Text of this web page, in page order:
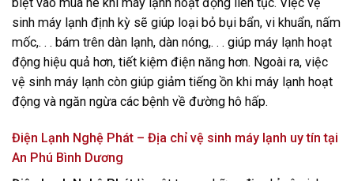
sinh máy lạnh định kỳ sẽ giúp loại bỏ bụi bẩn, vi khuẩn, nấm
mốc,. . . bám trên dàn lạnh, dàn nóng,. . . giúp máy lạnh hoạt
động hiệu quả hơn, tiết kiệm điện năng hơn. Ngoài ra, việc
vệ sinh máy lạnh còn giúp giảm tiếng ồn khi máy lạnh hoạt
động và ngăn ngừa các bệnh về đường hô hấp.
Điện Lạnh Nghệ Phát – Địa chỉ vệ sinh máy lạnh uy tín tại
An Phú Bình Dương